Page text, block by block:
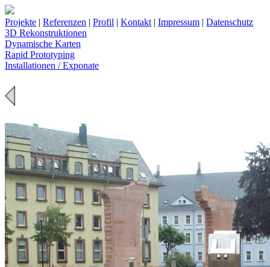
Projekte | Referenzen | Profil | Kontakt | Impressum | Datenschutz
3D Rekonstruktionen
Dynamische Karten
Rapid Prototyping
Installationen / Exponate